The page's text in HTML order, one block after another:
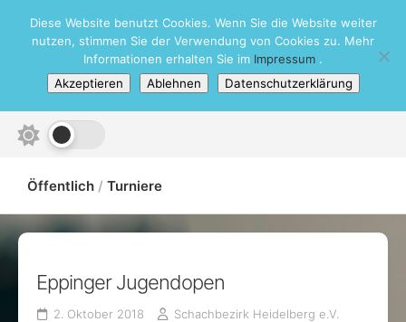
content
Schachbezirk Heidelberg e.V.
Öffentlich / Turniere
Eppinger Jugendopen
2. Oktober 2018 Schachbezirk Heidelberg e.V.
Diese Website benutzt Cookies. Wenn Sie die Website weiter
nutzen, stimmen Sie der Verwendung von Cookies zu. Mehr
Informationen erhalten Sie im Impressum .
Akzeptieren
Ablehnen Datenschutzerklärung